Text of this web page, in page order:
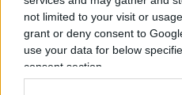
not limited to your visit or
grant or deny consent to
use your data for below
consent section.
la presidenza dei
mondo con Greta in
con l’ex guerrigliero
silenzio è tombale.